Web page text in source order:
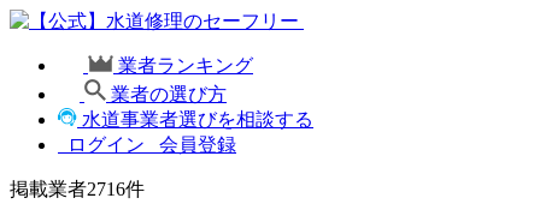
業者ランキング
業者の選び方
水道事業者選びを相談する
ログイン
会員登録
掲載業者2716件